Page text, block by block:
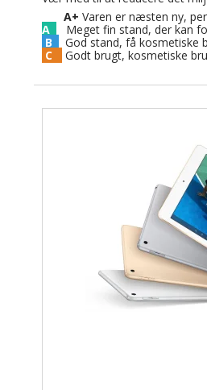
A+ Varen er næsten ny,
A
Meget fin stand, der kan
B
God stand, få
C
Godt brugt, kosmetiske